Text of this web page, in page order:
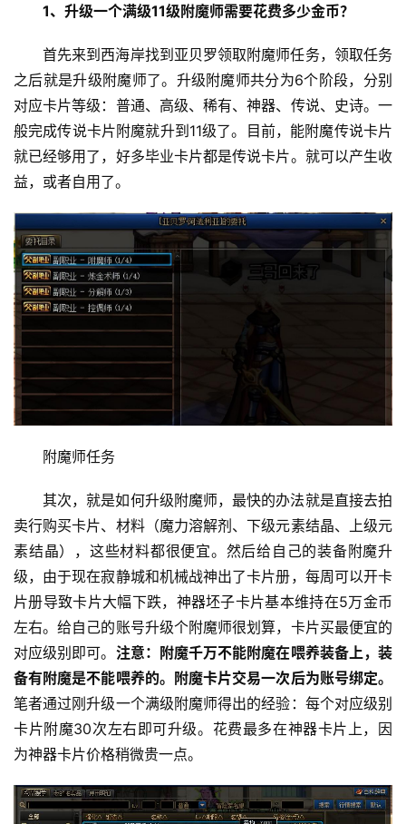
1、升级一个满级11级附魔师需要花费多少金币？
首先来到西海岸找到亚贝罗领取附魔师任务，领取任务
之后就是升级附魔师了。升级附魔师共分为6个阶段，分别
对应卡片等级：普通、高级、稀有、神器、传说、史诗。一
般完成传说卡片附魔就升到11级了。目前，能附魔传说卡片
就已经够用了，好多毕业卡片都是传说卡片。就可以产生收
益，或者自用了。
附魔师任务
其次，就是如何升级附魔师，最快的办法就是直接去拍
卖行购买卡片、材料（魔力溶解剂、下级元素结晶、上级元
素结晶），这些材料都很便宜。然后给自己的装备附魔升
级，由于现在寂静城和机械战神出了卡片册，每周可以开卡
片册导致卡片大幅下跌，神器坯子卡片基本维持在5万金币
左右。给自己的账号升级个附魔师很划算，卡片买最便宜的
对应级别即可。 注意：附魔千万不能附魔在喂养装备上，装
备有附魔是不能喂养的。附魔卡片交易一次后为账号绑定。
笔者通过刚升级一个满级附魔师得出的经验：每个对应级别
卡片附魔30次左右即可升级。花费最多在神器卡片上，因
为神器卡片价格稍微贵一点。